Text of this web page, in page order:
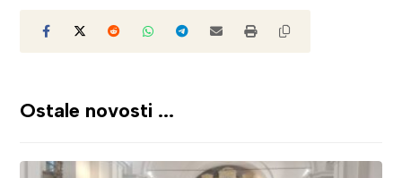
Ostale novosti ...